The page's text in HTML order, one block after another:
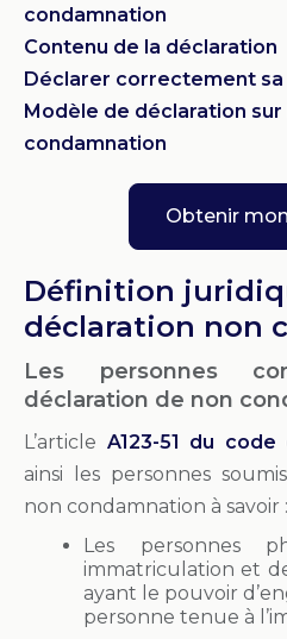
condamnation
Contenu de la déclaration
Déclarer correctement
Modèle de déclaration sur
condamnation
Obtenir
Définition
déclaration non
Les personnes
déclaration de non
L’article A123-51 du
ainsi les personnes
non condamnation à savoir :
Les personnes
immatriculation et
ayant le pouvoir
personne tenue à